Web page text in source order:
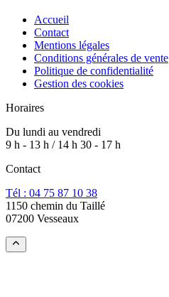
Accueil
Contact
Mentions légales
Conditions générales de vente
Politique de confidentialité
Gestion des cookies
Horaires
Du lundi au vendredi
9 h - 13 h / 14 h 30 - 17 h
Contact
Tél : 04 75 87 10 38
1150 chemin du Taillé
07200 Vesseaux